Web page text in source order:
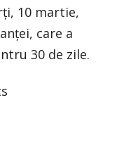
10 martie,
care a
30 de zile.